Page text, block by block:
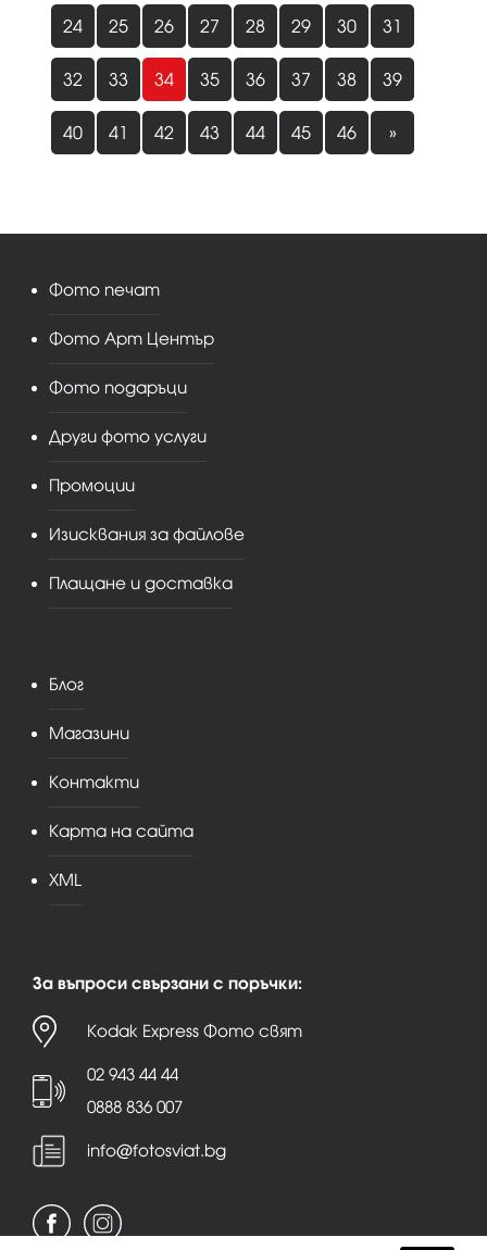
24 25 26 27 28 29 30 31
32 33 34 35 36 37 38 39
40 41 42 43 44 45 46 »
Фото печат
Фото Арт Център
Фото подаръци
Други фото услуги
Промоции
Изисквания за файлове
Плащане и доставка
Блог
Магазини
Контакти
Карта на сайта
XML
За въпроси свързани с поръчки:
Kodak Express Фото свят
02 943 44 44
0888 836 007
info@fotosviat.bg